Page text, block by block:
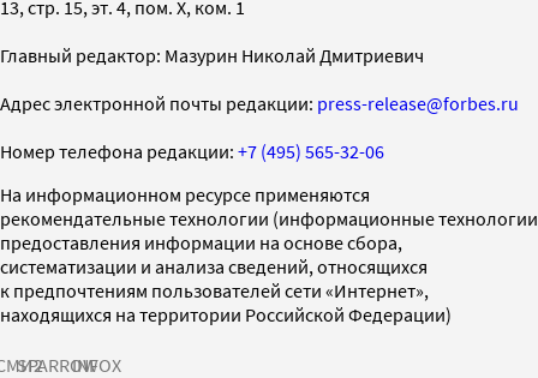
13, стр. 15, эт. 4, пом. X, ком. 1
Главный редактор: Мазурин Николай Дмитриевич
Адрес электронной почты редакции: press-release@forbes.ru
Номер телефона редакции: +7 (495) 565-32-06
На информационном ресурсе применяются
рекомендательные технологии (информационные технологии
предоставления информации на основе сбора,
систематизации и анализа сведений, относящихся
к предпочтениям пользователей сети «Интернет»,
находящихся на территории Российской Федерации)
SPARROWINFOX